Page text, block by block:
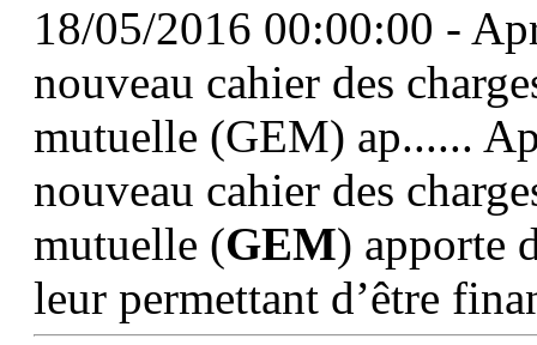
18/05/2016 00:00:00 -
nouveau cahier des
mutuelle (GEM) ap......
nouveau cahier des
mutuelle (GEM) apporte
leur permettant d’être